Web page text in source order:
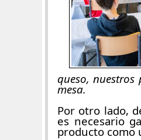
queso,
mesa.
Por otro lado,
es necesario
producto como